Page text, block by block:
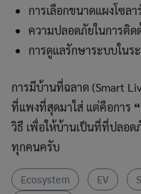
การเลือกขนาดแผงโซล
ความปลอดภัยในการติ
การดูแลรักษาระบบในร
การมีบ้านที่ฉลาด (Smart
ที่แพงที่สุดมาใส่ แต่คือการ
วิธี เพื่อให้บ้านเป็นที่ที่ปลอด
ทุกคนครับ
Ecosystem EV